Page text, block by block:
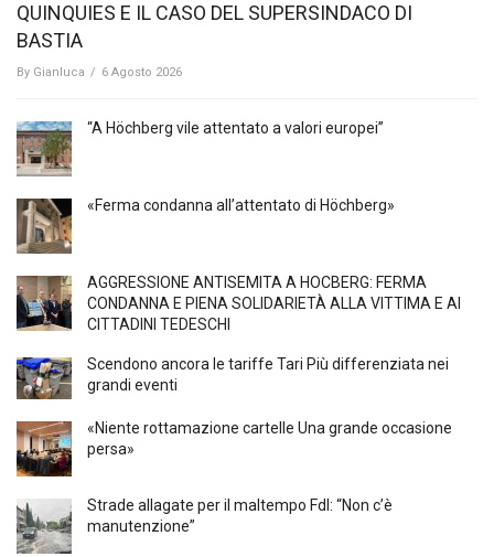
QUINQUIES E IL CASO DEL SUPERSINDACO DI
BASTIA
By Gianluca / 6 Agosto 2026
“A Höchberg vile attentato a valori europei”
«Ferma condanna all’attentato di Höchberg»
AGGRESSIONE ANTISEMITA A HÖCBERG: FERMA
CONDANNA E PIENA SOLIDARIETÀ ALLA VITTIMA E AI
CITTADINI TEDESCHI
Scendono ancora le tariffe Tari Più differenziata nei
grandi eventi
«Niente rottamazione cartelle Una grande occasione
persa»
Strade allagate per il maltempo FdI: “Non c’è
manutenzione”